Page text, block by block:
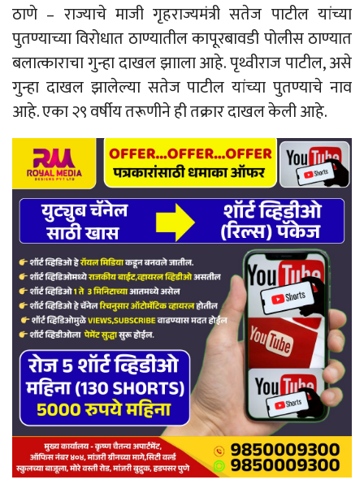
ठाणे – राज्याचे माजी गृहराज्यमंत्री सतेज पाटील यांच्या
पुतण्याच्या विरोधात ठाण्यातील कापूरबावडी पोलीस ठाण्यात
बलात्काराचा गुन्हा दाखल झााला आहे. पृथ्वीराज पाटील, असे
गुन्हा दाखल झालेल्या सतेज पाटील यांच्या पुतण्याचे नाव
आहे. एका २९ वर्षीय तरूणीने ही तक्रार दाखल केली आहे.